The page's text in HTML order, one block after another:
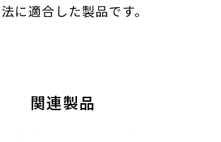
に適合した製品です。
関連製品